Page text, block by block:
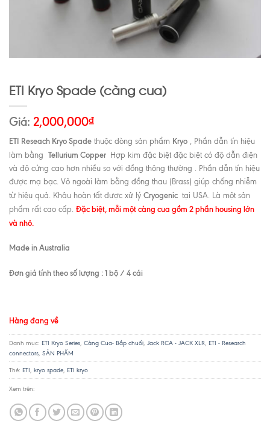
ETI Kryo Spade (càng cua)
Giá: 2,000,000₫
ETI Reseach Kryo Spade thuộc dòng sản phẩm Kryo , Phần dẫn tín hiệu
làm bằng Tellurium Copper Hợp kim đặc biệt đặc biệt có độ dẫn điện
và độ cứng cao hơn nhiều so với đồng thông thường . Phần dẫn tín hiệu
được mạ bạc. Vỏ ngoài làm bằng đồng thau (Brass) giúp chống nhiễm
từ hiệu quả. Khâu hoàn tất được xử lý Cryogenic tại USA. Là một sản
phẩm rất cao cấp. Đặc biệt, mỗi một càng cua gồm 2 phần housing lớn
và nhỏ.
Made in Australia
Đơn giá tính theo số lượng : 1 bộ / 4 cái
Hàng đang về
Danh mục: ETI Kryo Series, Càng Cua- Bắp chuối, Jack RCA - JACK XLR, ETI - Research
connectors, SẢN PHẨM
Thẻ: ETI, kryo spade, ETI kryo
Xem trên: